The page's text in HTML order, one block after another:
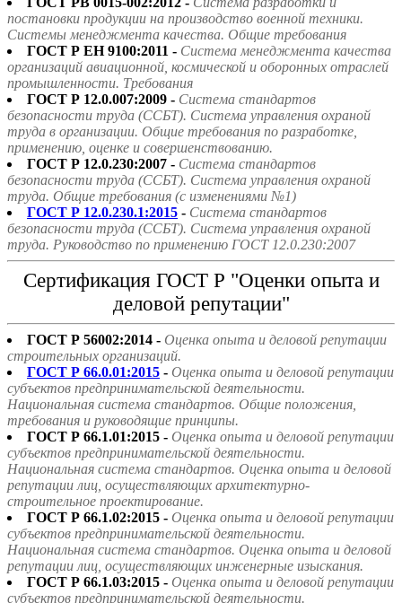
постановки продукции на производство военной техники.
Системы менеджмента качества. Общие требования
ГОСТ Р ЕН 9100:2011 - Система менеджмента качества
организаций авиационной, космической и оборонных отраслей
промышленности. Требования
ГОСТ Р 12.0.007:2009 - Система стандартов
безопасности труда (ССБТ). Система управления охраной
труда в организации. Общие требования по разработке,
применению, оценке и совершенствованию.
ГОСТ Р 12.0.230:2007 - Система стандартов
безопасности труда (ССБТ). Система управления охраной
труда. Общие требования (с изменениями №1)
ГОСТ Р 12.0.230.1:2015 - Система стандартов
безопасности труда (ССБТ). Система управления охраной
труда. Руководство по применению ГОСТ 12.0.230:2007
Сертификация ГОСТ Р "Оценки опыта и
деловой репутации"
ГОСТ Р 56002:2014 - Оценка опыта и деловой репутации
строительных организаций.
ГОСТ Р 66.0.01:2015 - Оценка опыта и деловой репутации
субъектов предпринимательской деятельности.
Национальная система стандартов. Общие положения,
требования и руководящие принципы.
ГОСТ Р 66.1.01:2015 - Оценка опыта и деловой репутации
субъектов предпринимательской деятельности.
Национальная система стандартов. Оценка опыта и деловой
репутации лиц, осуществляющих архитектурно-
строительное проектирование.
ГОСТ Р 66.1.02:2015 - Оценка опыта и деловой репутации
субъектов предпринимательской деятельности.
Национальная система стандартов. Оценка опыта и деловой
репутации лиц, осуществляющих инженерные изыскания.
ГОСТ Р 66.1.03:2015 - Оценка опыта и деловой репутации
субъектов предпринимательской деятельности.